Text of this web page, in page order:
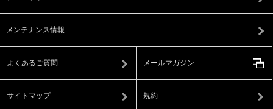
メンテナンス情報
よくあるご質問 メールマガジン
サイトマップ 規約